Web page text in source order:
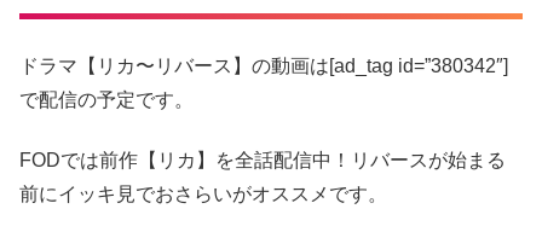
ドラマ【リカ〜リバース】の動画は[ad_tag id=”380342″]
で配信の予定です。
FODでは前作【リカ】を全話配信中！リバースが始まる
前にイッキ見でおさらいがオススメです。